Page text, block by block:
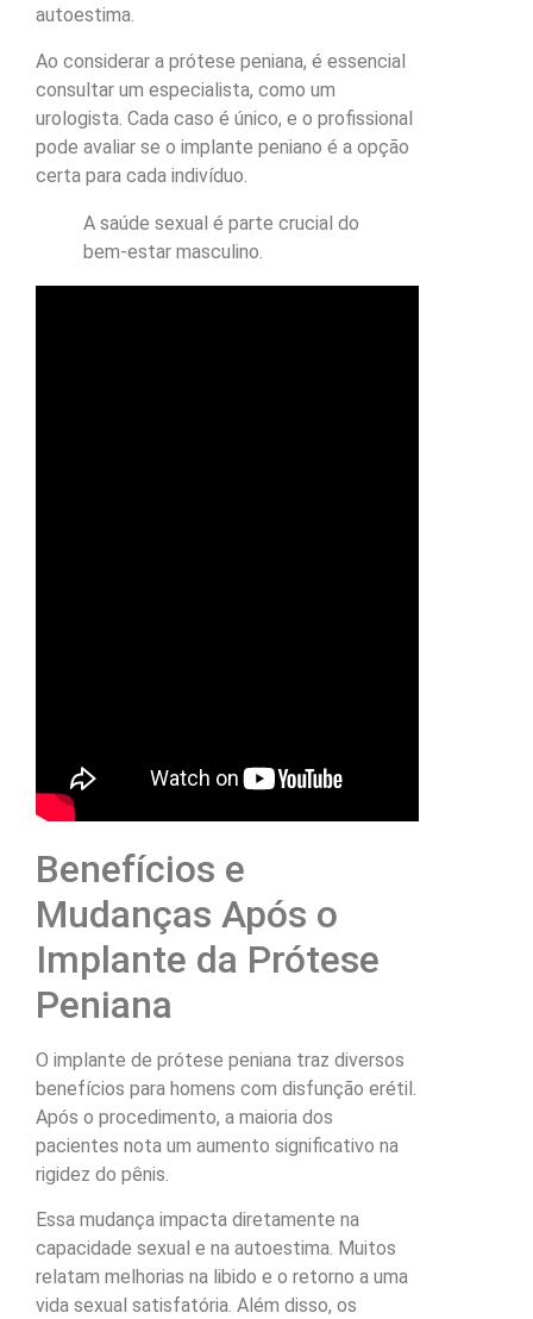
autoestima.
Ao considerar a prótese peniana, é essencial
consultar um especialista, como um
urologista. Cada caso é único, e o profissional
pode avaliar se o implante peniano é a opção
certa para cada indivíduo.
A saúde sexual é parte crucial do
bem-estar masculino.
Benefícios e
Mudanças Após o
Implante da Prótese
Peniana
O implante de prótese peniana traz diversos
benefícios para homens com disfunção erétil.
Após o procedimento, a maioria dos
pacientes nota um aumento significativo na
rigidez do pênis.
Essa mudança impacta diretamente na
capacidade sexual e na autoestima. Muitos
relatam melhorias na libido e o retorno a uma
vida sexual satisfatória. Além disso, os